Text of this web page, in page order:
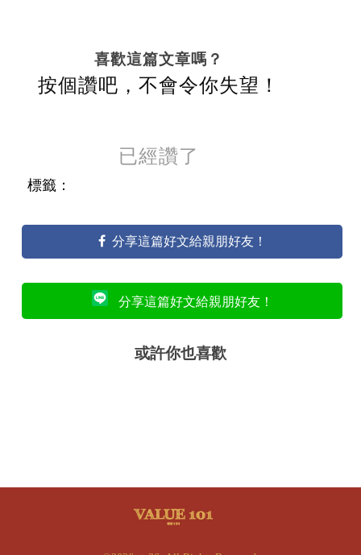
喜歡這篇文章嗎？
按個讚吧，不會令你失望！
已經讚了
標籤：
分享這篇好文給親朋好友！
分享這篇好文給親朋好友！
或許你也喜歡